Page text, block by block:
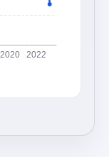
2020 2022